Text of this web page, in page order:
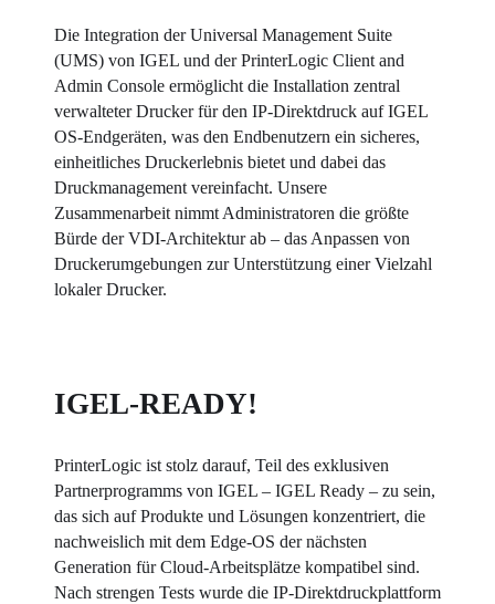
Die Integration der Universal Management Suite
(UMS) von IGEL und der PrinterLogic Client and
Admin Console ermöglicht die Installation zentral
verwalteter Drucker für den IP-Direktdruck auf IGEL
OS-Endgeräten, was den Endbenutzern ein sicheres,
einheitliches Druckerlebnis bietet und dabei das
Druckmanagement vereinfacht. Unsere
Zusammenarbeit nimmt Administratoren die größte
Bürde der VDI-Architektur ab – das Anpassen von
Druckerumgebungen zur Unterstützung einer Vielzahl
lokaler Drucker.
IGEL-READY!
PrinterLogic ist stolz darauf, Teil des exklusiven
Partnerprogramms von IGEL – IGEL Ready – zu sein,
das sich auf Produkte und Lösungen konzentriert, die
nachweislich mit dem Edge-OS der nächsten
Generation für Cloud-Arbeitsplätze kompatibel sind.
Nach strengen Tests wurde die IP-Direktdruckplattform